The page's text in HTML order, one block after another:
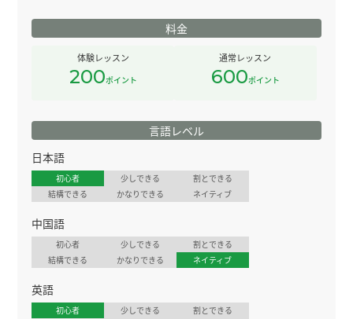
料金
体験レッスン
200ポイント
通常レッスン
600ポイント
言語レベル
日本語
初心者 少しできる
割とできる
結構できる
かなりできる ネイティブ
中国語
初心者 少しできる
割とできる
結構できる
かなりできる ネイティブ
英語
初心者 少しできる
割とできる